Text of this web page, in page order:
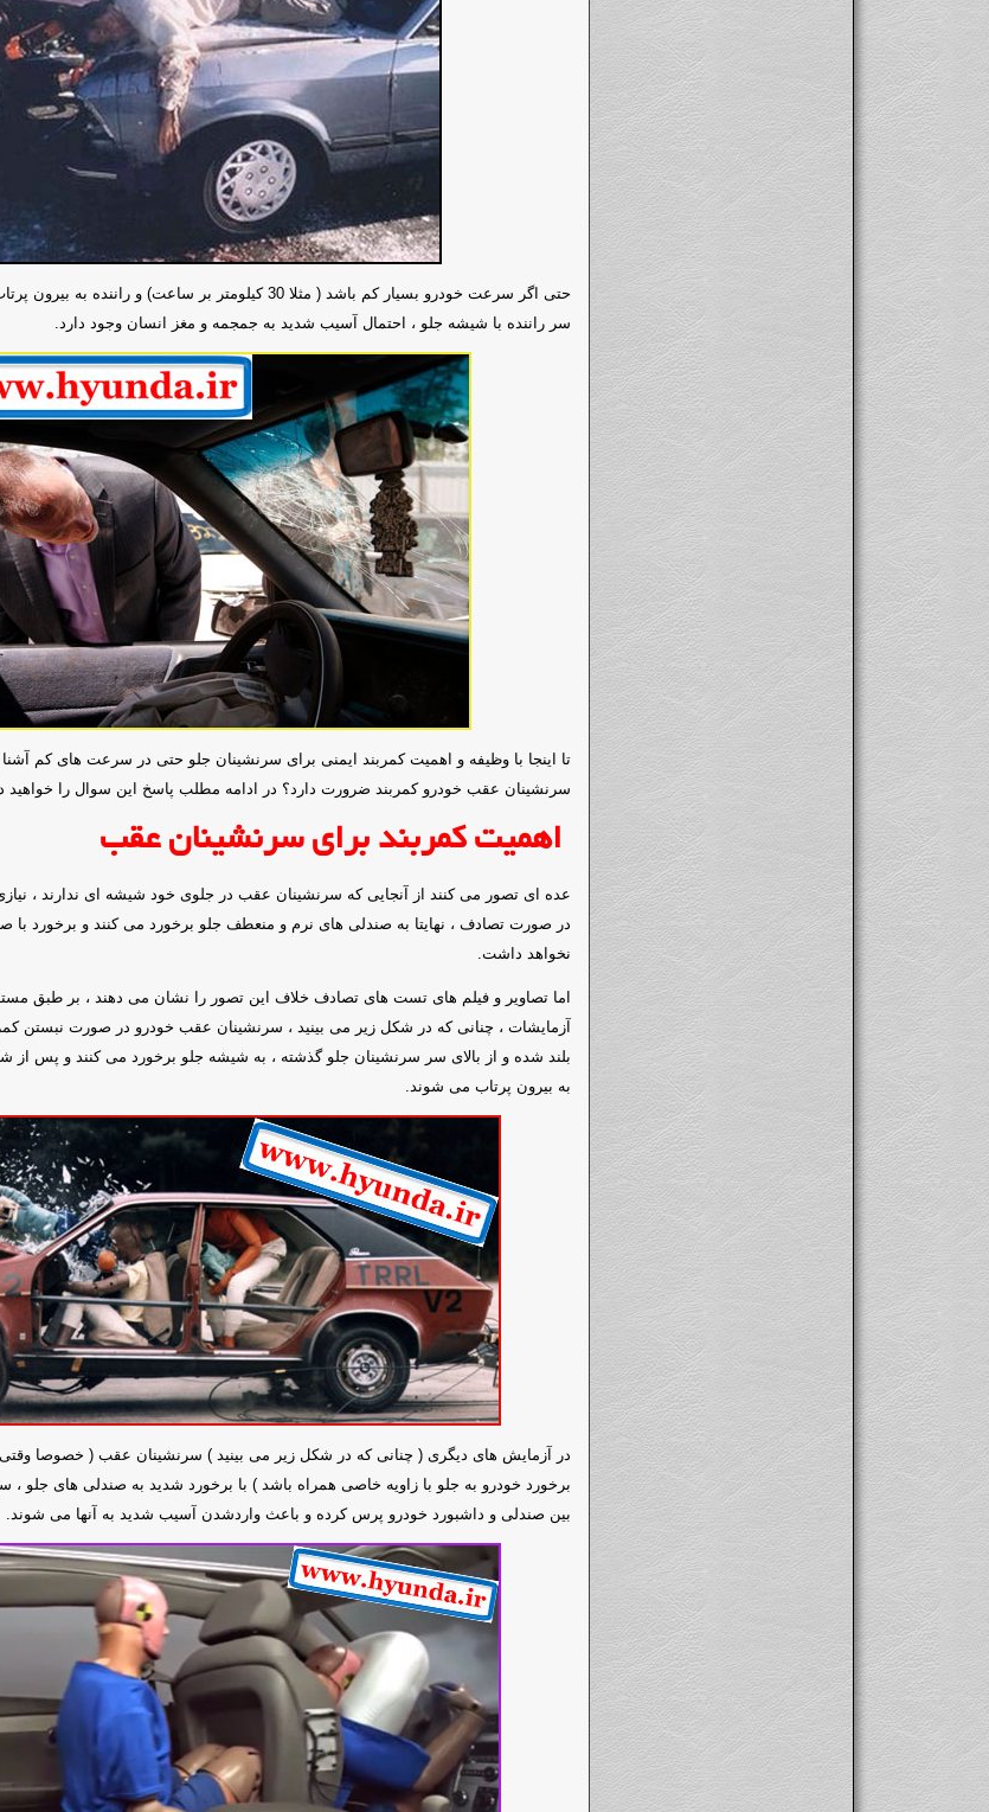
حتی اگر سرعت خودرو بسیار کم باشد ( مثلا 30 کیلومتر بر ساعت) و
سر راننده با شیشه جلو ، احتمال آسیب شدید به جمجمه و مغز انسان وجود دارد.
تا اینجا با وظیفه و اهمیت کمربند ایمنی برای سرنشینان جلو حتی در سرعت های کم آشنا
سرنشینان عقب خودرو کمربند ضرورت دارد؟ در ادامه مطلب پاسخ این سوال را خواهید
اهمیت کمربند برای سرنشینان عقب
عده ای تصور می کنند از آنجایی که سرنشینان عقب در جلوی خود شیشه ای ندارند ،
در صورت تصادف ، نهایتا به صندلی های نرم و منعطف جلو برخورد می کنند و برخورد با
نخواهد داشت.
اما تصاویر و فیلم های تست های تصادف خلاف این تصور را نشان می دهند ، بر طبق
آزمایشات ، چنانی که در شکل زیر می بینید ، سرنشینان عقب خودرو در صورت نبستن
بلند شده و از بالای سر سرنشینان جلو گذشته ، به شیشه جلو برخورد می کنند و پس از
به بیرون پرتاب می شوند.
در آزمایش های دیگری ( چنانی که در شکل زیر می بینید ) سرنشینان عقب ( خصوصا وقتی
برخورد خودرو به جلو با زاویه خاصی همراه باشد ) با برخورد شدید به صندلی های جلو ،
بین صندلی و داشبورد خودرو پرس کرده و باعث واردشدن آسیب شدید به آنها می شوند.